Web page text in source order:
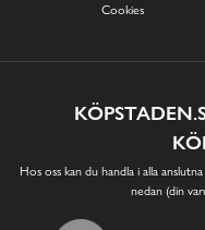
Cookies
Hos oss kan du handla i alla
nedan (din